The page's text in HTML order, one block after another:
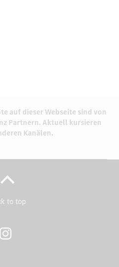
auf dieser Webseite sind von
Partnern. Aktuell kursieren
Kanälen.
to top